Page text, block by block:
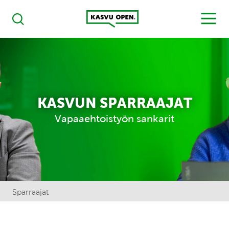
Haku
Kasvu Open
MENU
KASVUN SPARRAAJAT
Vapaaehtoistyön sankarit
Sparraajat